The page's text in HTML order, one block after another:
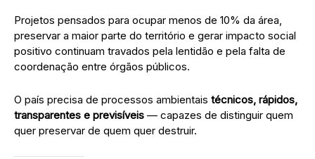
Projetos pensados para ocupar menos de 10% da área,
preservar a maior parte do território e gerar impacto social
positivo continuam travados pela lentidão e pela falta de
coordenação entre órgãos públicos.
O país precisa de processos ambientais técnicos, rápidos,
transparentes e previsíveis — capazes de distinguir quem
quer preservar de quem quer destruir.